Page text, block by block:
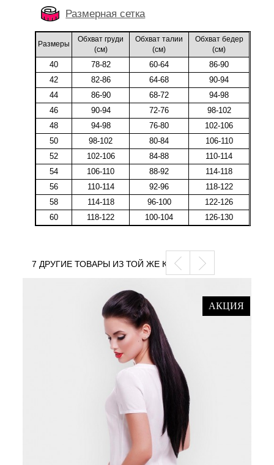
Размерная сетка
Размеры
Обхват груди
(cм)
Обхват талии
(cм)
Обхват бедер
(cм)
40 78-82 60-64
86-90
42
82-86 64-68
90-94
44
86-90 68-72
94-98
46
90-94 72-76
98-102
48
94-98 76-80
102-106
50
98-102 80-84
106-110
52
102-106 84-88
110-114
54
106-110 88-92
114-118
56
110-114 92-96
118-122
58
114-118 96-100
122-126
60
118-122 100-104 126-130
7 ДРУГИЕ ТОВАРЫ ИЗ ТОЙ ЖЕ КАТЕГОРИИ
АКЦИЯ